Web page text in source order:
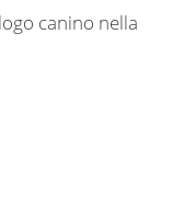
canino nella